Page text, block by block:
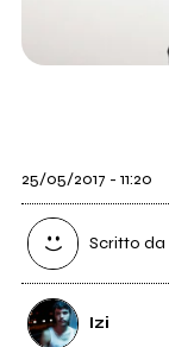
25/05/2017 - 11:20
Scritto da
Izi